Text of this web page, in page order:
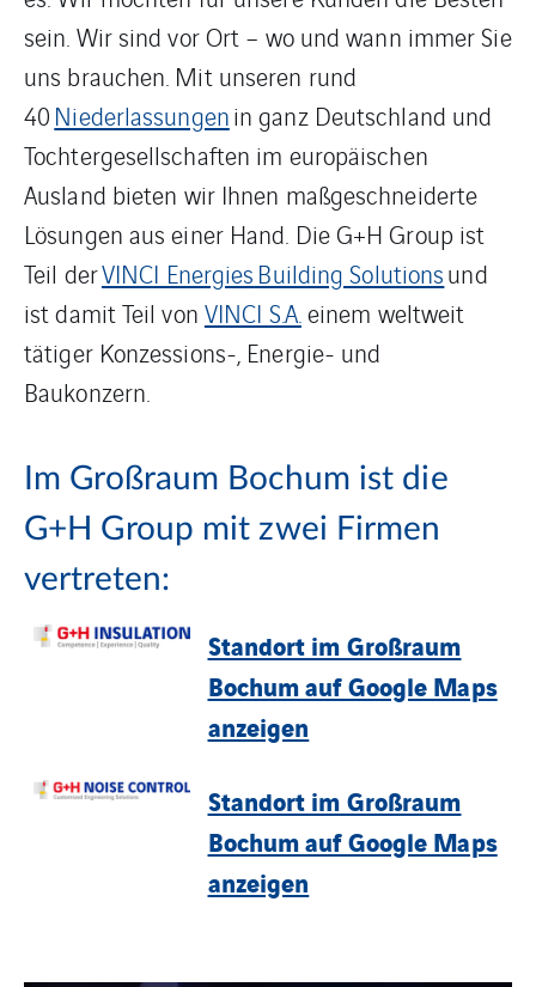
sein. Wir sind vor Ort – wo und wann immer Sie
uns brauchen. Mit unseren rund
40 Niederlassungenin ganz Deutschland und
Tochtergesellschaften im europäischen
Ausland bieten wir Ihnen maßgeschneiderte
Lösungen aus einer Hand. Die G+H Group ist
Teil derVINCI Energies Building Solutionsund
ist damit Teil von VINCI S.A.einem weltweit
tätiger Konzessions-, Energie- und
Baukonzern.
Im Großraum Bochum ist die
G+H Group mit zwei Firmen
vertreten:
Standort im Großraum
Bochum auf Google Maps
anzeigen
Standort im Großraum
Bochum auf Google Maps
anzeigen